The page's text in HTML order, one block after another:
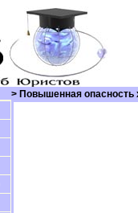
> Повышенная опасность